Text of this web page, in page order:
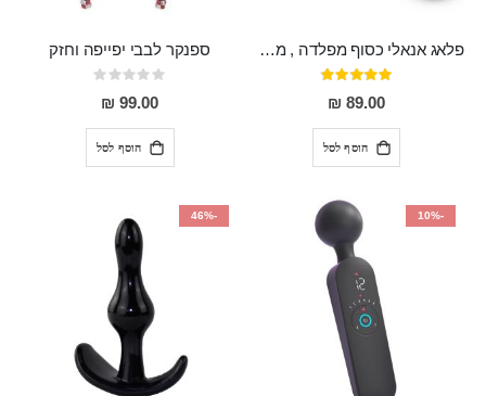
פלאג אנאלי כסוף מפלדה , מתאים ללבישה מתחת לבגדים, בגודל 7.3 על 2.8 ס"מ
דירוג:
97%
89.00 ₪
הוסף לסל
ספנקר לבבי יפייפה וחזק
Rating:
0%
99.00 ₪
הוסף לסל
-10%
-46%